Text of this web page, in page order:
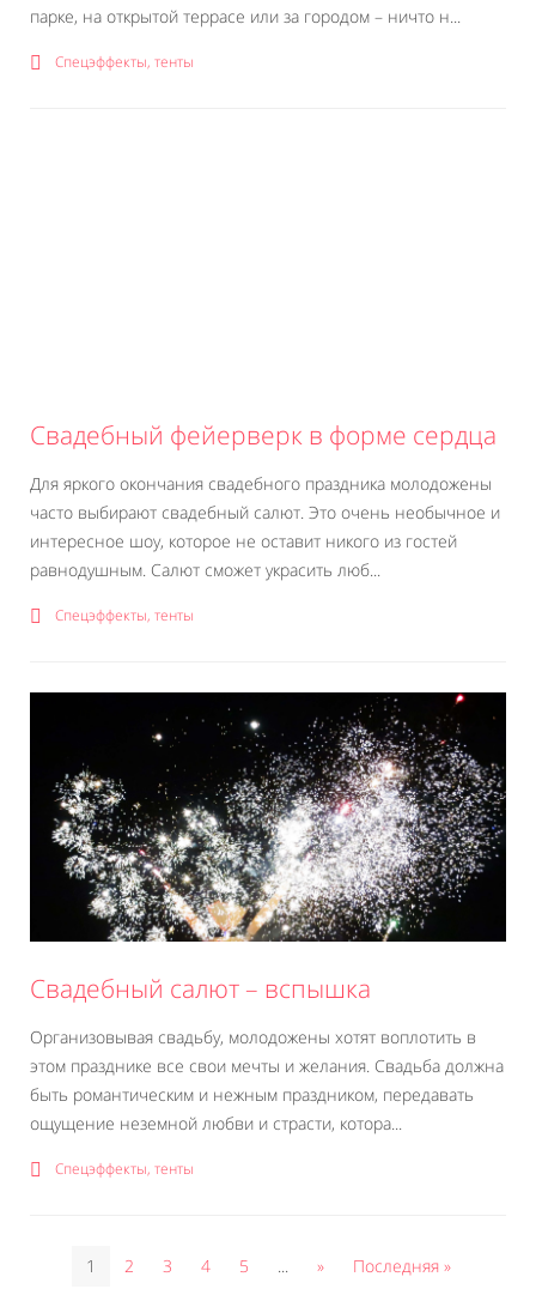
парке, на открытой террасе или за городом – ничто н...
Спецэффекты, тенты
Свадебный фейерверк в форме сердца
Для яркого окончания свадебного праздника молодожены
часто выбирают свадебный салют. Это очень необычное и
интересное шоу, которое не оставит никого из гостей
равнодушным. Салют сможет украсить люб...
Спецэффекты, тенты
Свадебный салют – вспышка
Организовывая свадьбу, молодожены хотят воплотить в
этом празднике все свои мечты и желания. Свадьба должна
быть романтическим и нежным праздником, передавать
ощущение неземной любви и страсти, котора...
Спецэффекты, тенты
1 2 3 4 5 ... » Последняя »